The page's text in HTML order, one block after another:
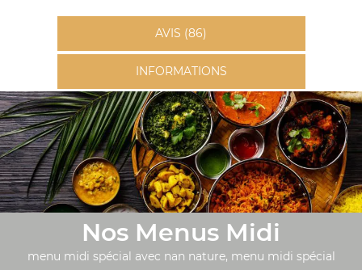
AVIS (86)
INFORMATIONS
Nos Menus Midi
menu midi spécial avec nan nature, menu midi spécial